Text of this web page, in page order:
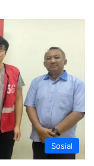
Sosial